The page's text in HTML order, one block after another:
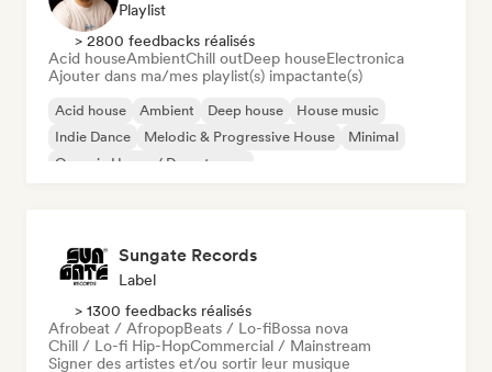
Playlist
> 2800 feedbacks réalisés
Acid houseAmbientChill outDeep houseElectronica
Ajouter dans ma/mes playlist(s) impactante(s)
Acid house Ambient Deep house
House music
Indie Dance
Melodic & Progressive House
Minimal
Organic House / Downtempo
Sungate Records
Label
> 1300 feedbacks réalisés
Afrobeat / AfropopBeats / Lo-fiBossa nova
Chill / Lo-fi Hip-HopCommercial / Mainstream
Signer des artistes et/ou sortir leur musique